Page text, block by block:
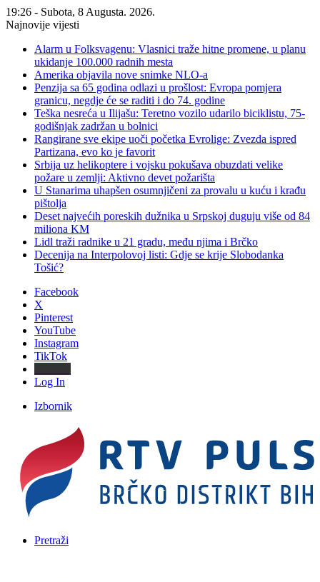
19:26 - Subota, 8 Augusta. 2026.
Najnovije vijesti
Alarm u Folksvagenu: Vlasnici traže hitne promene, u planu
ukidanje 100.000 radnih mesta
Amerika objavila nove snimke NLO-a
Penzija sa 65 godina odlazi u prošlost: Evropa pomjera
granicu, negdje će se raditi i do 74. godine
Teška nesreća u Ilijašu: Teretno vozilo udarilo biciklistu, 75-
godišnjak zadržan u bolnici
Rangirane sve ekipe uoči početka Evrolige: Zvezda ispred
Partizana, evo ko je favorit
Srbija uz helikoptere i vojsku pokušava obuzdati velike
požare u zemlji: Aktivno devet požarišta
U Stanarima uhapšen osumnjičeni za provalu u kuću i krađu
pištolja
Deset najvećih poreskih dužnika u Srpskoj duguju više od 84
miliona KM
Lidl traži radnike u 21 gradu, među njima i Brčko
Decenija na Interpolovoj listi: Gdje se krije Slobodanka
Tošić?
Facebook
X
Pinterest
YouTube
Instagram
TikTok
Log In
Izbornik
Pretraži